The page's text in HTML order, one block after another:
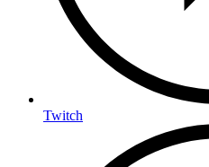
Twitch